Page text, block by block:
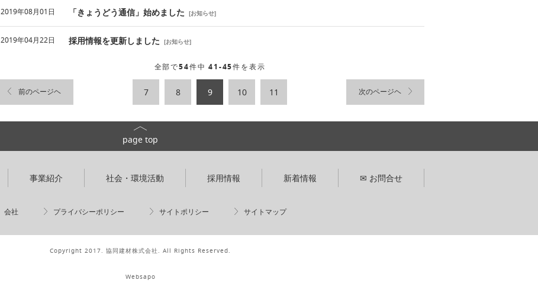
2019年08月01日 「きょうどう通信」始めました [お知らせ]
2019年04月22日 採用情報を更新しました [お知らせ]
全部で54件中41-45件を表示
前のページヘ 7 8 9 10 11 次のページヘ
page top
事業紹介 社会・環境活動 採用情報 新着情報 ✉ お問合せ
会社 プライバシーポリシー サイトポリシー サイトマップ
Copyright 2017. 協同建材株式会社. All Rights Reserved.
Websapo